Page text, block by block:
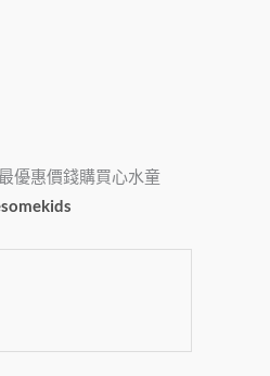
優惠價錢購買心水童